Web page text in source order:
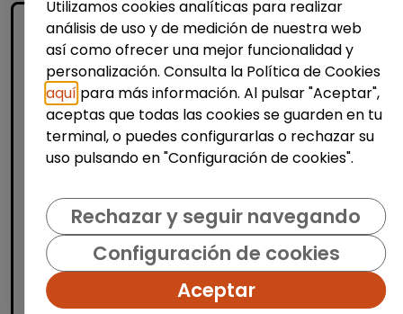
Atención al Cliente y Comercio
Agente de ventas y soporte (Madrid)
- español, francés, alemán, sueco,
holandés o italiano
MSX Internacional| España(Madrid)
Utilizamos cookies analíticas para realizar
análisis de uso y de medición de nuestra web
así como ofrecer una mejor funcionalidad y
personalización. Consulta la Política de Cookies
aquí para más información. Al pulsar "Aceptar",
aceptas que todas las cookies se guarden en tu
terminal, o puedes configurarlas o rechazar su
uso pulsando en "Configuración de cookies".
Rechazar y seguir navegando
Configuración de cookies
Aceptar